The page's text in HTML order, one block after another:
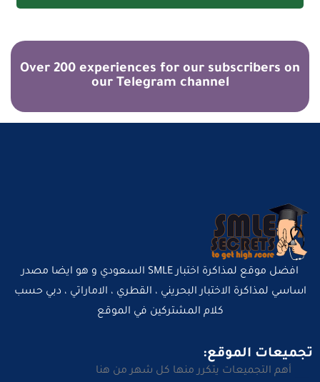
Over 200 experiences for our subscribers on
our Telegram channel
افضل موقع لمذاكرة اختبار SMLE السعودي و هو ايضا مصدر
اساسي لمذاكرة الاختبار البحريني ، القطري ، الاماراتي ، دبي حسب
كلام المشتركين في الموقع
تجميعات الموقع:
أهم التجميعات يتكرر منها كل شهر من هنا